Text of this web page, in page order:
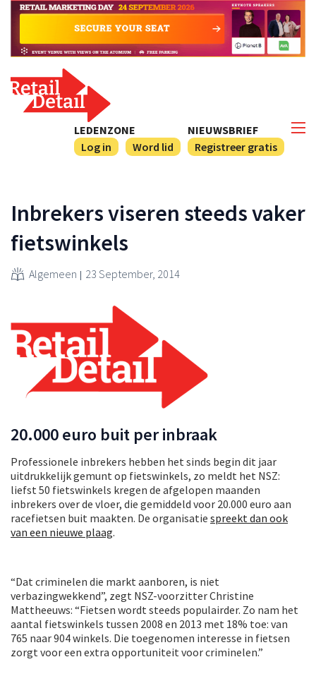
NIEUWSBRIEF
Registreer gratis
LEDENZONE
Log in
Word lid
Inbrekers viseren steeds vaker
fietswinkels
Algemeen 23 September, 2014
20.000 euro buit per inbraak
Professionele inbrekers hebben het sinds begin dit jaar
uitdrukkelijk gemunt op fietswinkels, zo meldt het NSZ:
liefst 50 fietswinkels kregen de afgelopen maanden
inbrekers over de vloer, die gemiddeld voor 20.000 euro aan
racefietsen buit maakten. De organisatie spreekt dan ook
van een nieuwe plaag.
“Dat criminelen die markt aanboren, is niet
verbazingwekkend”, zegt NSZ-voorzitter Christine
Mattheeuws: “Fietsen wordt steeds populairder. Zo nam het
aantal fietswinkels tussen 2008 en 2013 met 18% toe: van
765 naar 904 winkels. Die toegenomen interesse in fietsen
zorgt voor een extra opportuniteit voor criminelen.”